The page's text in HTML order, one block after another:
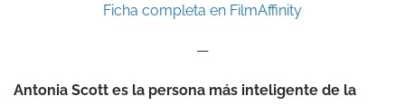
Ficha completa en FilmAffinity
—
Antonia Scott es la persona más inteligente de la